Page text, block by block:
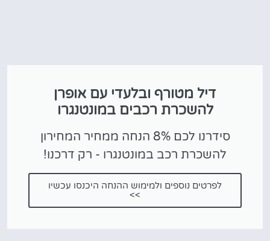
דיל מטורף ובלעדי עם אופרן
להשכרת רכבים במונטנגרו
סידרנו לכם 8% הנחה ממחיר המחירון
להשכרת רכב במונטנגרו - רק דרכנו!
לפרטים נוספים ולמימוש ההנחה היכנסו עכשיו
>>